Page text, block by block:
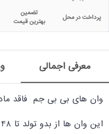
پرداخت در محل
تضمین
بهترین قیمت
معرفی اجمالی
وان های بی بی جم فاقد
این وان ها از بدو تولد تا 48 ماهگی قابل استفاده است.